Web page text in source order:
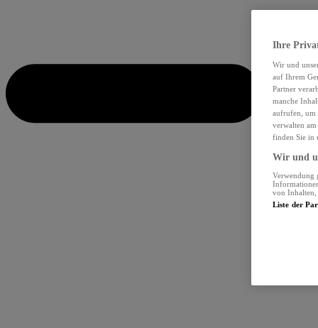
Ihre
Wir und
auf Ihrem
Partner
manche
aufrufen, um
verwalten
finden Sie in
Wir und
Verwendung
von Inhalten,
Liste der